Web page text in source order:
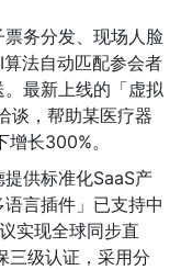
务分发、现场人脸
法自动匹配参会者
最新上线的「虚拟
谈，帮助某医疗器
长300%。
供标准化SaaS产
言插件」已支持中
实现全球同步直
三级认证，采用分